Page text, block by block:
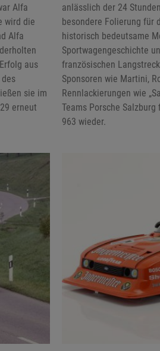
Alfa
wird die
Alfa
aus
sie im
erneut
anlässlich der 24
besondere Folierung für
historisch bedeutsame
Sportwagengeschichte
französischen
Sponsoren wie Martini,
Rennlackierungen wie
Teams Porsche
963 wieder.